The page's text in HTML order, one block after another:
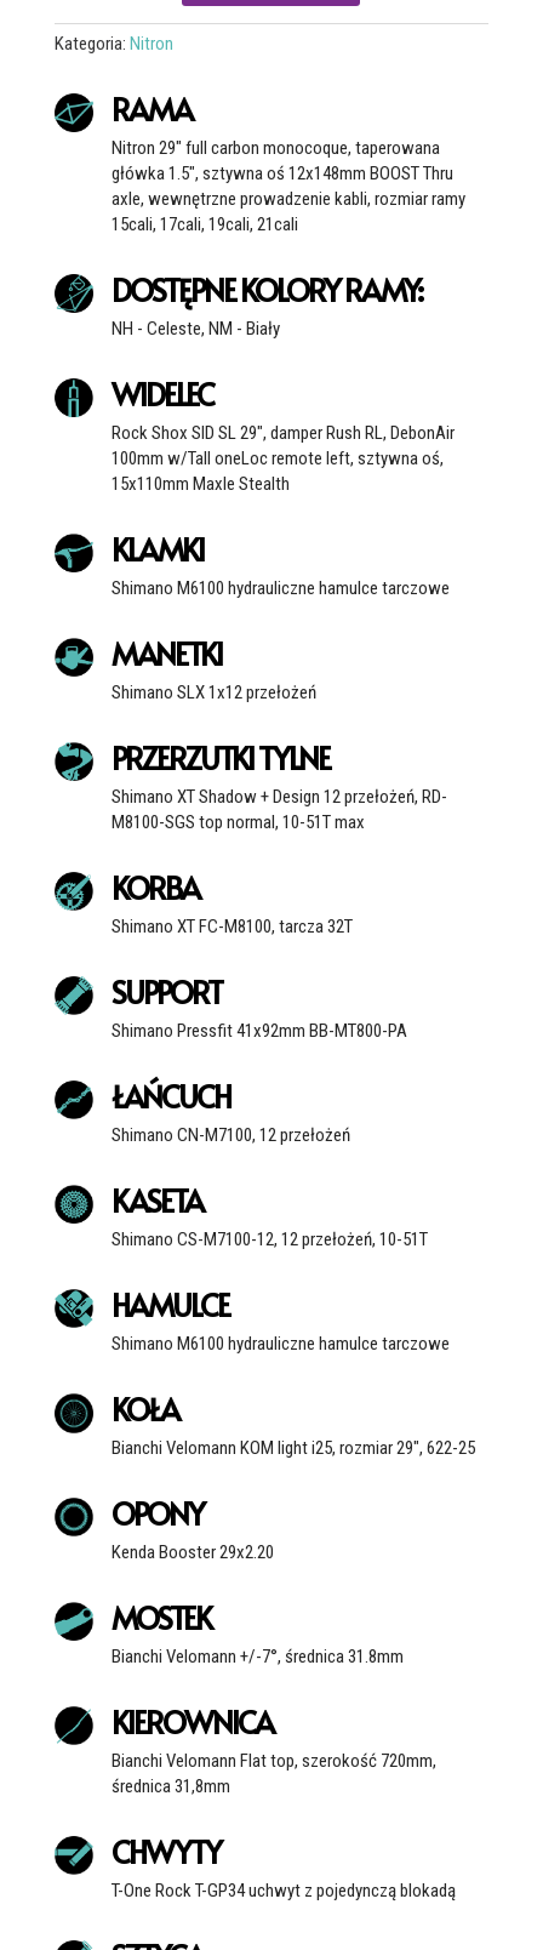
Kategoria: Nitron
RAMA
Nitron 29" full carbon monocoque, taperowana
główka 1.5", sztywna oś 12x148mm BOOST Thru
axle, wewnętrzne prowadzenie kabli, rozmiar ramy
15cali, 17cali, 19cali, 21cali
DOSTĘPNE KOLORY RAMY:
NH - Celeste, NM - Biały
WIDELEC
Rock Shox SID SL 29", damper Rush RL, DebonAir
100mm w/Tall oneLoc remote left, sztywna oś,
15x110mm Maxle Stealth
KLAMKI
Shimano M6100 hydrauliczne hamulce tarczowe
MANETKI
Shimano SLX 1x12 przełożeń
PRZERZUTKI TYLNE
Shimano XT Shadow + Design 12 przełożeń, RD-
M8100-SGS top normal, 10-51T max
KORBA
Shimano XT FC-M8100, tarcza 32T
SUPPORT
Shimano Pressfit 41x92mm BB-MT800-PA
ŁAŃCUCH
Shimano CN-M7100, 12 przełożeń
KASETA
Shimano CS-M7100-12, 12 przełożeń, 10-51T
HAMULCE
Shimano M6100 hydrauliczne hamulce tarczowe
KOŁA
Bianchi Velomann KOM light i25, rozmiar 29", 622-25
OPONY
Kenda Booster 29x2.20
MOSTEK
Bianchi Velomann +/-7°, średnica 31.8mm
KIEROWNICA
Bianchi Velomann Flat top, szerokość 720mm,
średnica 31,8mm
CHWYTY
T-One Rock T-GP34 uchwyt z pojedynczą blokadą